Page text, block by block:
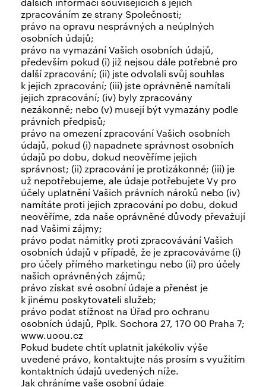
zpracováním ze strany Společnosti;
právo na opravu nesprávných a neúplných
osobních údajů;
právo na vymazání Vašich osobních údajů,
především pokud (i) již nejsou dále potřebné pro
další zpracování; (ii) jste odvolali svůj souhlas
k jejich zpracování; (iii) jste oprávněně namítali
jejich zpracování; (iv) byly zpracovány
nezákonně; nebo (v) musejí být vymazány podle
právních předpisů;
právo na omezení zpracování Vašich osobních
údajů, pokud (i) napadnete správnost osobních
údajů po dobu, dokud neověříme jejich
správnost; (ii) zpracování je protizákonné; (iii) je
už nepotřebujeme, ale údaje potřebujete Vy pro
účely uplatnění Vašich právních nároků nebo (iv)
namítáte proti jejich zpracování po dobu, dokud
neověříme, zda naše oprávněné důvody převažují
nad Vašimi zájmy;
právo podat námitky proti zpracovávání Vašich
osobních údajů v případě, že je zpracováváme (i)
pro účely přímého marketingu nebo (ii) pro účely
našich oprávněných zájmů;
právo získat své osobní údaje a přenést je
k jinému poskytovateli služeb;
právo podat stížnost na Úřad pro ochranu
osobních údajů, Pplk. Sochora 27, 170 00 Praha 7;
www.uoou.cz
Pokud budete chtít uplatnit jakékoliv výše
uvedené právo, kontaktujte nás prosím s využitím
kontaktních údajů uvedených níže.
Jak chráníme vaše osobní údaje